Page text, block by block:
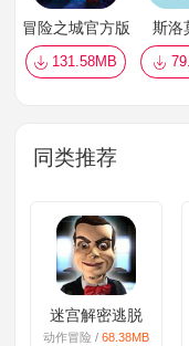
冒险之城官方版
131.58MB
斯洛
同类推荐
迷宫解密逃脱
动作冒险 / 68.38MB